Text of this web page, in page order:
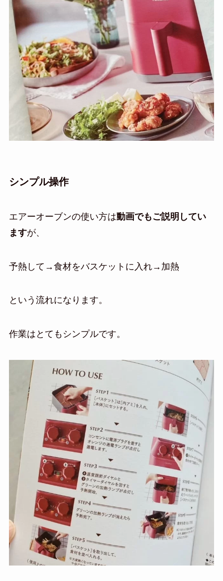
シンプル操作
エアーオーブンの使い方は動画でもご説明してい
ますが、
予熱して→食材をバスケットに入れ→加熱
という流れになります。
作業はとてもシンプルです。